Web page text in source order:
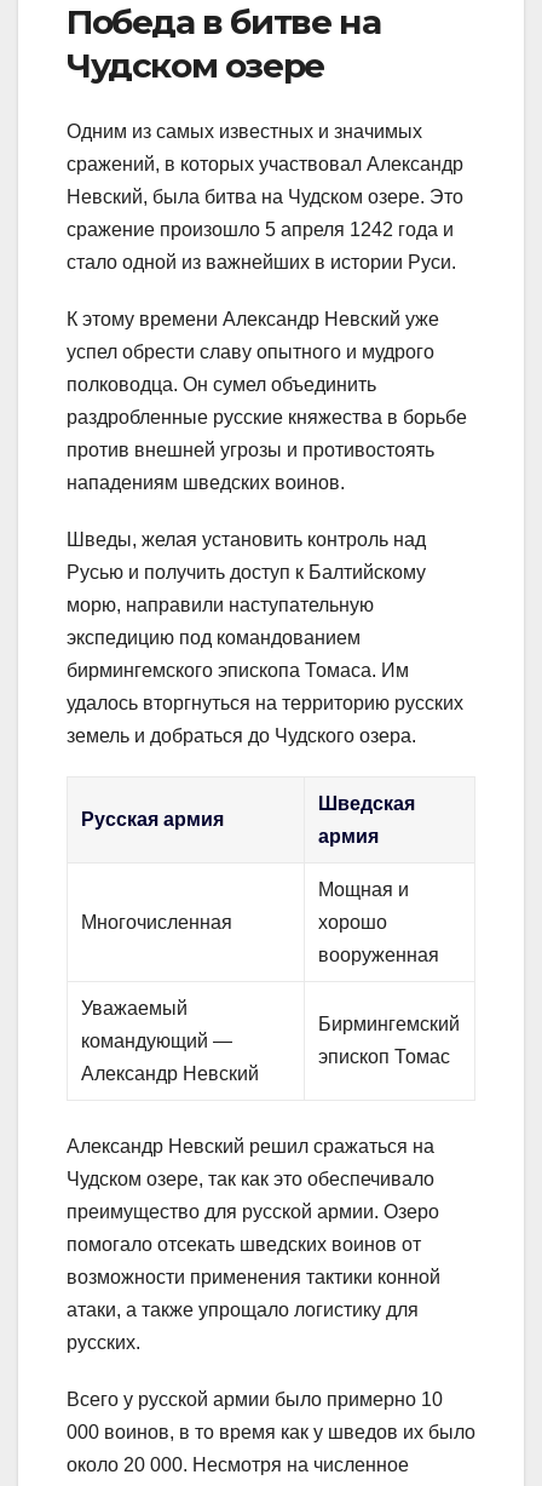
Победа в битве на
Чудском озере
Одним из самых известных и значимых
сражений, в которых участвовал Александр
Невский, была битва на Чудском озере. Это
сражение произошло 5 апреля 1242 года и
стало одной из важнейших в истории Руси.
К этому времени Александр Невский уже
успел обрести славу опытного и мудрого
полководца. Он сумел объединить
раздробленные русские княжества в борьбе
против внешней угрозы и противостоять
нападениям шведских воинов.
Шведы, желая установить контроль над
Русью и получить доступ к Балтийскому
морю, направили наступательную
экспедицию под командованием
бирмингемского эпископа Томаса. Им
удалось вторгнуться на территорию русских
земель и добраться до Чудского озера.
Русская армия
Шведская
армия
Многочисленная
Мощная и
хорошо
вооруженная
Уважаемый
командующий —
Александр Невский
Бирмингемский
эпископ Томас
Александр Невский решил сражаться на
Чудском озере, так как это обеспечивало
преимущество для русской армии. Озеро
помогало отсекать шведских воинов от
возможности применения тактики конной
атаки, а также упрощало логистику для
русских.
Всего у русской армии было примерно 10
000 воинов, в то время как у шведов их было
около 20 000. Несмотря на численное